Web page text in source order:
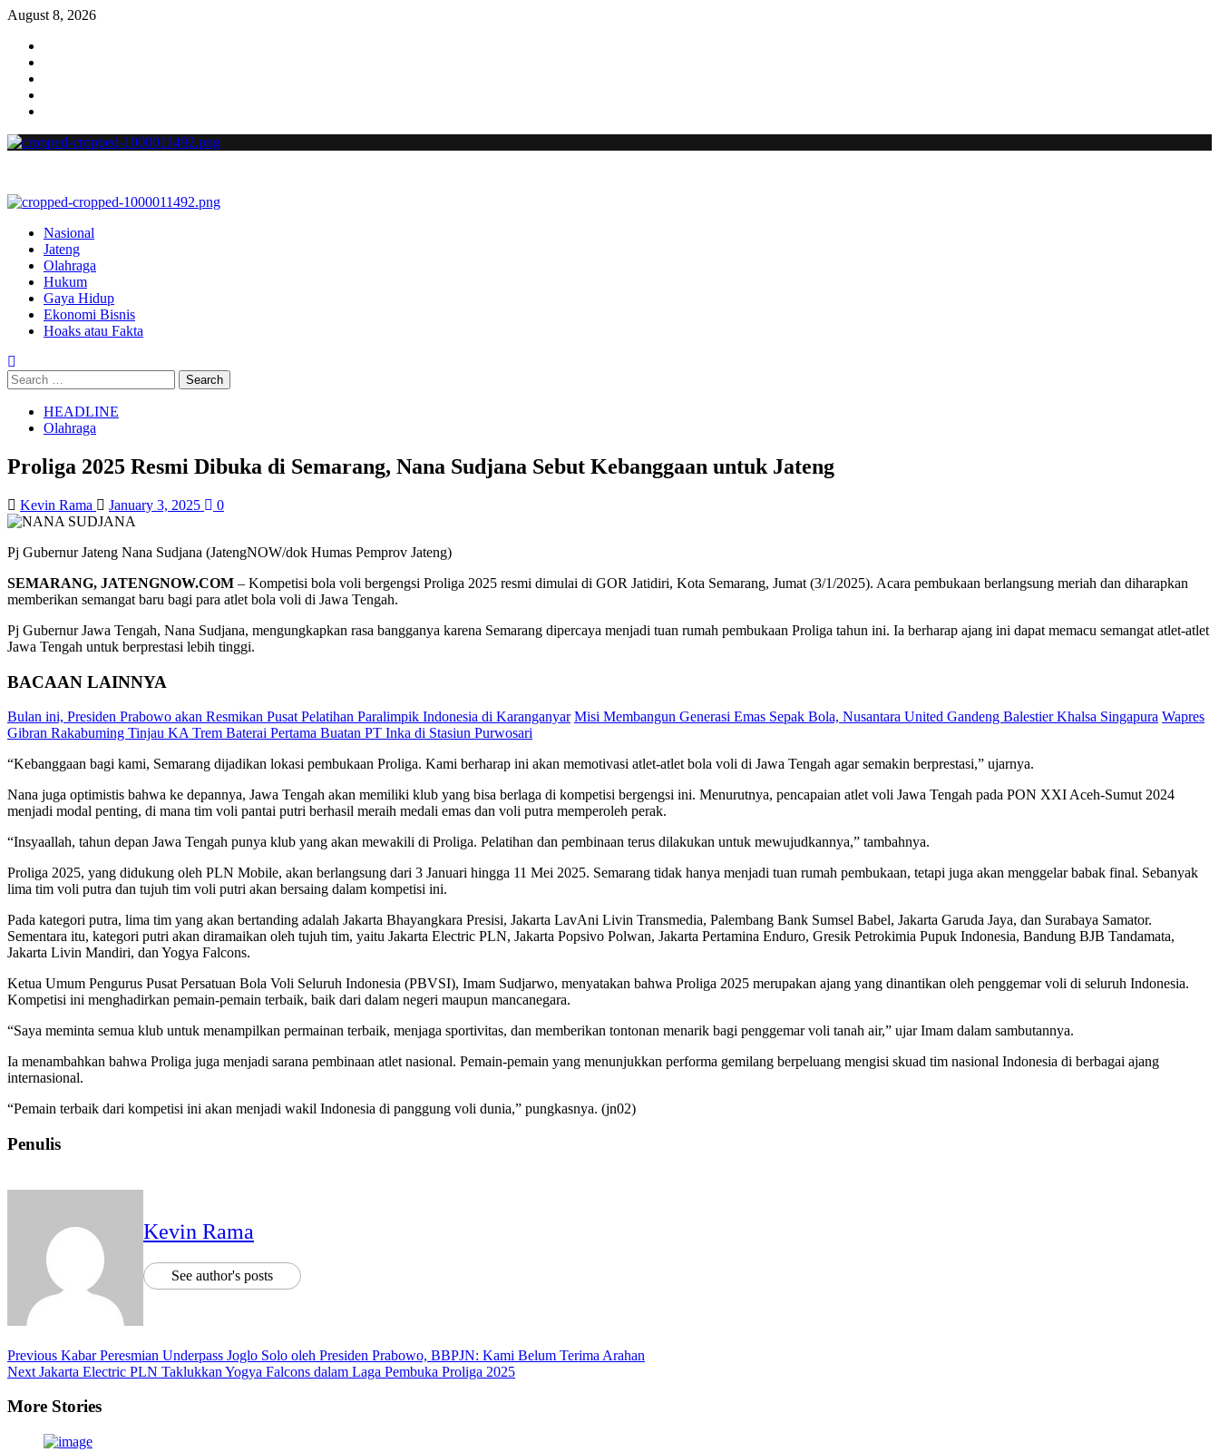
August 8, 2026
Nasional
Jateng
Olahraga
Hukum
Gaya Hidup
Ekonomi Bisnis
Hoaks atau Fakta
HEADLINE
Olahraga
Proliga 2025 Resmi Dibuka di Semarang, Nana Sudjana Sebut Kebanggaan untuk Jateng
Kevin Rama January 3, 2025 0
Pj Gubernur Jateng Nana Sudjana (JatengNOW/dok Humas Pemprov Jateng)
SEMARANG, JATENGNOW.COM – Kompetisi bola voli bergengsi Proliga 2025 resmi dimulai di GOR Jatidiri, Kota Semarang, Jumat (3/1/2025). Acara pembukaan berlangsung meriah dan diharapkan
memberikan semangat baru bagi para atlet bola voli di Jawa Tengah.
Pj Gubernur Jawa Tengah, Nana Sudjana, mengungkapkan rasa bangganya karena Semarang dipercaya menjadi tuan rumah pembukaan Proliga tahun ini. Ia berharap ajang ini dapat memacu semangat atlet-atlet
Jawa Tengah untuk berprestasi lebih tinggi.
BACAAN LAINNYA
Bulan ini, Presiden Prabowo akan Resmikan Pusat Pelatihan Paralimpik Indonesia di Karanganyar Misi Membangun Generasi Emas Sepak Bola, Nusantara United Gandeng Balestier Khalsa Singapura Wapres
Gibran Rakabuming Tinjau KA Trem Baterai Pertama Buatan PT Inka di Stasiun Purwosari
“Kebanggaan bagi kami, Semarang dijadikan lokasi pembukaan Proliga. Kami berharap ini akan memotivasi atlet-atlet bola voli di Jawa Tengah agar semakin berprestasi,” ujarnya.
Nana juga optimistis bahwa ke depannya, Jawa Tengah akan memiliki klub yang bisa berlaga di kompetisi bergengsi ini. Menurutnya, pencapaian atlet voli Jawa Tengah pada PON XXI Aceh-Sumut 2024
menjadi modal penting, di mana tim voli pantai putri berhasil meraih medali emas dan voli putra memperoleh perak.
“Insyaallah, tahun depan Jawa Tengah punya klub yang akan mewakili di Proliga. Pelatihan dan pembinaan terus dilakukan untuk mewujudkannya,” tambahnya.
Proliga 2025, yang didukung oleh PLN Mobile, akan berlangsung dari 3 Januari hingga 11 Mei 2025. Semarang tidak hanya menjadi tuan rumah pembukaan, tetapi juga akan menggelar babak final. Sebanyak
lima tim voli putra dan tujuh tim voli putri akan bersaing dalam kompetisi ini.
Pada kategori putra, lima tim yang akan bertanding adalah Jakarta Bhayangkara Presisi, Jakarta LavAni Livin Transmedia, Palembang Bank Sumsel Babel, Jakarta Garuda Jaya, dan Surabaya Samator.
Sementara itu, kategori putri akan diramaikan oleh tujuh tim, yaitu Jakarta Electric PLN, Jakarta Popsivo Polwan, Jakarta Pertamina Enduro, Gresik Petrokimia Pupuk Indonesia, Bandung BJB Tandamata,
Jakarta Livin Mandiri, dan Yogya Falcons.
Ketua Umum Pengurus Pusat Persatuan Bola Voli Seluruh Indonesia (PBVSI), Imam Sudjarwo, menyatakan bahwa Proliga 2025 merupakan ajang yang dinantikan oleh penggemar voli di seluruh Indonesia.
Kompetisi ini menghadirkan pemain-pemain terbaik, baik dari dalam negeri maupun mancanegara.
“Saya meminta semua klub untuk menampilkan permainan terbaik, menjaga sportivitas, dan memberikan tontonan menarik bagi penggemar voli tanah air,” ujar Imam dalam sambutannya.
Ia menambahkan bahwa Proliga juga menjadi sarana pembinaan atlet nasional. Pemain-pemain yang menunjukkan performa gemilang berpeluang mengisi skuad tim nasional Indonesia di berbagai ajang
internasional.
“Pemain terbaik dari kompetisi ini akan menjadi wakil Indonesia di panggung voli dunia,” pungkasnya. (jn02)
Penulis
Kevin Rama
See author's posts
Previous Kabar Peresmian Underpass Joglo Solo oleh Presiden Prabowo, BBPJN: Kami Belum Terima Arahan
Next Jakarta Electric PLN Taklukkan Yogya Falcons dalam Laga Pembuka Proliga 2025
More Stories